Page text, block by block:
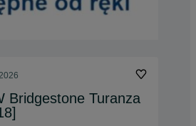
Bridgestone Turanza